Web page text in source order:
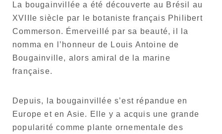
La bougainvillée a été découverte au Brésil au
XVIIIe siècle par le botaniste français Philibert
Commerson. Émerveillé par sa beauté, il la
nomma en l’honneur de Louis Antoine de
Bougainville, alors amiral de la marine
française.
Depuis, la bougainvillée s’est répandue en
Europe et en Asie. Elle y a acquis une grande
popularité comme plante ornementale des